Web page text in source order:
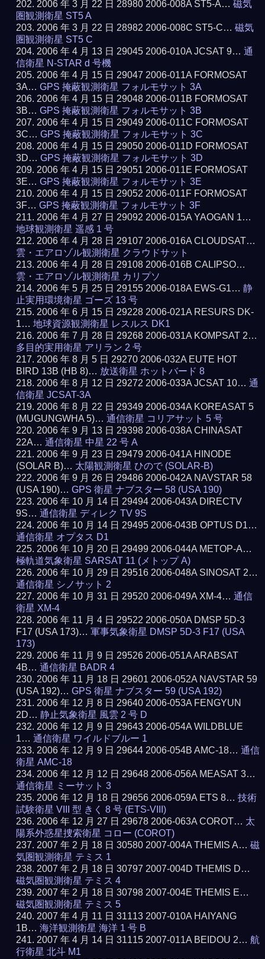
2006 年 3 月 22 日 28980 2006-008A ST5-A…磁気
圏観測衛星 ST5 A
2006 年 3 月 22 日 28982 2006-008C ST5-C…磁気
圏観測衛星 ST5 C
2006 年 4 月 13 日 29045 2006-010A JCSAT 9…通
信衛星 N-STAR d 号機
2006 年 4 月 15 日 29047 2006-011A FORMOSAT
3A…GPS 掩蔽観測衛星 フォルモサット 3A
2006 年 4 月 15 日 29048 2006-011B FORMOSAT
3B…GPS 掩蔽観測衛星 フォルモサット 3B
2006 年 4 月 15 日 29049 2006-011C FORMOSAT
3C…GPS 掩蔽観測衛星 フォルモサット 3C
2006 年 4 月 15 日 29050 2006-011D FORMOSAT
3D…GPS 掩蔽観測衛星 フォルモサット 3D
2006 年 4 月 15 日 29051 2006-011E FORMOSAT
3E…GPS 掩蔽観測衛星 フォルモサット 3E
2006 年 4 月 15 日 29052 2006-011F FORMOSAT
3F…GPS 掩蔽観測衛星 フォルモサット 3F
2006 年 4 月 27 日 29092 2006-015A YAOGAN 1…
地球観測衛星 遥感 1 号
2006 年 4 月 28 日 29107 2006-016A CLOUDSAT…
雲・エアロゾル観測衛星 クラウドサット
2006 年 4 月 28 日 29108 2006-016B CALIPSO…
雲・エアロゾル観測衛星 カリプソ
2006 年 5 月 25 日 29155 2006-018A EWS-G1…静
止実用環境衛星 ゴーズ 13 号
2006 年 6 月 15 日 29228 2006-021A RESURS DK-
1…地球資源観測衛星 レスルス DK1
2006 年 7 月 28 日 29268 2006-031A KOMPSAT 2…
多目的実用衛星 アリラン 2 号
2006 年 8 月 5 日 29270 2006-032A EUTE HOT
BIRD 13B (HB 8)… 放送衛星 ホットバード 8
2006 年 8 月 12 日 29272 2006-033A JCSAT 10…通
信衛星 JCSAT-3A
2006 年 8 月 22 日 29349 2006-034A KOREASAT 5
(MUGUNGWHA 5)…通信衛星 コリアサット 5 号
2006 年 9 月 13 日 29398 2006-038A CHINASAT
22A…通信衛星 中星 22 号 A
2006 年 9 月 23 日 29479 2006-041A HINODE
(SOLAR B)… 太陽観測衛星 ひので (SOLAR-B)
2006 年 9 月 26 日 29486 2006-042A NAVSTAR 58
(USA 190)…GPS 衛星 ナブスター 58 (USA 190)
2006 年 10 月 14 日 29494 2006-043A DIRECTV
9S…通信衛星 ディレク TV 9S
2006 年 10 月 14 日 29495 2006-043B OPTUS D1…
通信衛星 オプタス D1
2006 年 10 月 20 日 29499 2006-044A METOP-A…
極軌道気象衛星 SARSAT 11 (メトップ A)
2006 年 10 月 29 日 29516 2006-048A SINOSAT 2…
通信衛星 シノサット 2
2006 年 10 月 31 日 29520 2006-049A XM-4…通信
衛星 XM-4
2006 年 11 月 4 日 29522 2006-050A DMSP 5D-3
F17 (USA 173)…軍事気象衛星 DMSP 5D-3 F17 (USA
173)
2006 年 11 月 9 日 29526 2006-051A ARABSAT
4B…通信衛星 BADR 4
2006 年 11 月 18 日 29601 2006-052A NAVSTAR 59
(USA 192)…GPS 衛星 ナブスター 59 (USA 192)
2006 年 12 月 8 日 29640 2006-053A FENGYUN
2D…静止気象衛星 風雲 2 号 D
2006 年 12 月 9 日 29643 2006-054A WILDBLUE
1…通信衛星 ワイルドブルー 1
2006 年 12 月 9 日 29644 2006-054B AMC-18…通信
衛星 AMC-18
2006 年 12 月 12 日 29648 2006-056A MEASAT 3…
通信衛星 ミーサット 3
2006 年 12 月 18 日 29656 2006-059A ETS 8…技術
試験衛星 VIII 型 きく 8 号 (ETS-VIII)
2006 年 12 月 27 日 29678 2006-063A COROT… 太
陽系外惑星捜索衛星 コロー (COROT)
2007 年 2 月 18 日 30580 2007-004A THEMIS A…磁
気圏観測衛星 テミス 1
2007 年 2 月 18 日 30797 2007-004D THEMIS D…
磁気圏観測衛星 テミス 4
2007 年 2 月 18 日 30798 2007-004E THEMIS E…
磁気圏観測衛星 テミス 5
2007 年 4 月 11 日 31113 2007-010A HAIYANG
1B…海洋観測衛星 海洋 1 号 B
2007 年 4 月 14 日 31115 2007-011A BEIDOU 2…航
行衛星 北斗 M1